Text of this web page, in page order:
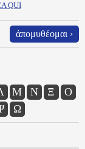
QUI
ἀπομυθέομαι ›
Μ Ν Ξ
Ο
Ω